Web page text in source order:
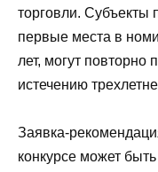
торговли. Субъекты
первые места в
лет, могут повторно
истечению
Заявка-
конкурсе может